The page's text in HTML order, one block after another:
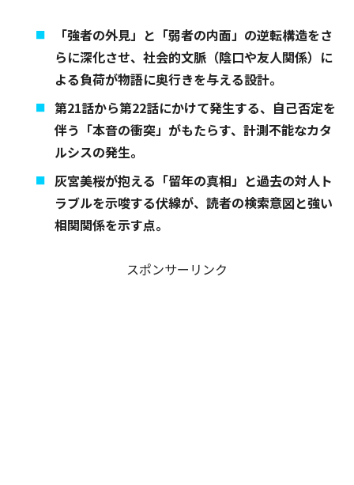
「強者の外見」と「弱者の内面」の逆転構造をさ
らに深化させ、社会的文脈（陰口や友人関係）に
よる負荷が物語に奥行きを与える設計。
第21話から第22話にかけて発生する、自己否定を
伴う「本音の衝突」がもたらす、計測不能なカタ
ルシスの発生。
灰宮美桜が抱える「留年の真相」と過去の対人ト
ラブルを示唆する伏線が、読者の検索意図と強い
相関関係を示す点。
スポンサーリンク